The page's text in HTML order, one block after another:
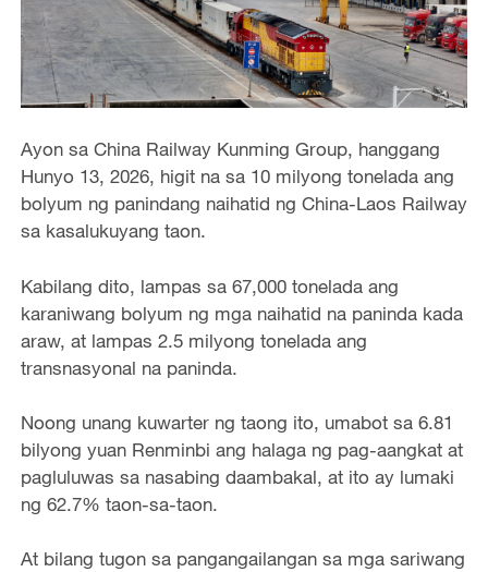
Ayon sa China Railway Kunming Group, hanggang
Hunyo 13, 2026, higit na sa 10 milyong tonelada ang
bolyum ng panindang naihatid ng China-Laos Railway
sa kasalukuyang taon.
Kabilang dito, lampas sa 67,000 tonelada ang
karaniwang bolyum ng mga naihatid na paninda kada
araw, at lampas 2.5 milyong tonelada ang
transnasyonal na paninda.
Noong unang kuwarter ng taong ito, umabot sa 6.81
bilyong yuan Renminbi ang halaga ng pag-aangkat at
pagluluwas sa nasabing daambakal, at ito ay lumaki
ng 62.7% taon-sa-taon.
At bilang tugon sa pangangailangan sa mga sariwang